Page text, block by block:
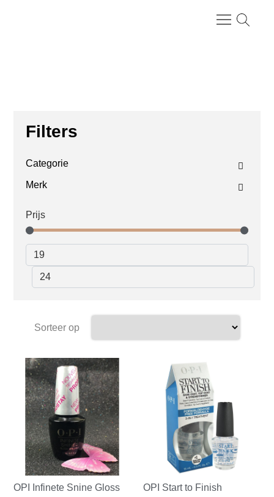
Filters
Categorie
Merk
Prijs
Sorteer op
OPI Infinete Snine Gloss OPI Start to Finish